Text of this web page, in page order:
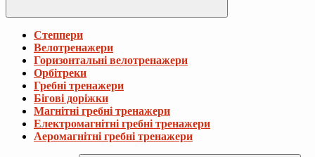
Степпери
Велотренажери
Горизонтальні велотренажери
Орбітреки
Гребні тренажери
Бігові доріжки
Магнітні гребні тренажери
Електромагнітні гребні тренажери
Аеромагнітні гребні тренажери